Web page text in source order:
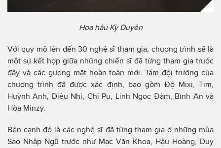
Hoa hậu Kỳ Duyên
Với quy mô lên đến 30 nghệ sĩ tham gia, chương trình sẽ là
một sự kết hợp giữa những chiến sĩ đã từng tham gia trước
đây và các gương mặt hoàn toàn mới. Tám đội trưởng của
chương trình đã được xác định, bao gồm Độ Mixi, Tim,
Huỳnh Anh, Diệu Nhi, Chi Pu, Linh Ngọc Đàm, Bình An và
Hòa Minzy.
Bên cạnh đó là các nghệ sĩ đã từng tham gia ở những mùa
Sao Nhập Ngũ trước như Mạc Văn Khoa, Hậu Hoàng, Duy